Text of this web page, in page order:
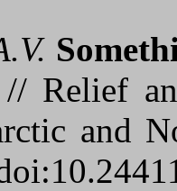
// Relief
and